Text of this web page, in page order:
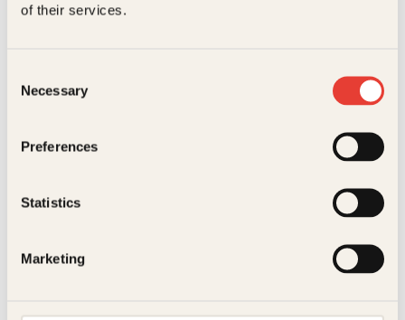
of their services.
Selection
Necessary
Preferences
Statistics
Marketing
Personopplysninger om forfattere, ansatte,
samarbeidspartnere eller andre skal ikke legges inn i åpne
Vi er åpne om vår bruk av KI der det er relevant. Vesentlig